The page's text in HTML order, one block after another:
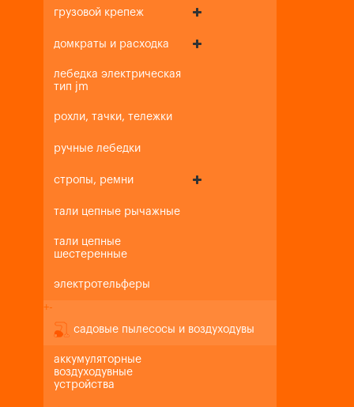
грузовой крепеж
домкраты и расходка
лебедка электрическая
тип jm
рохли, тачки, тележки
ручные лебедки
стропы, ремни
тали цепные рычажные
тали цепные
шестеренные
электротельферы
+-
садовые пылесосы и воздуходувы
аккумуляторные
воздуходувные
устройства